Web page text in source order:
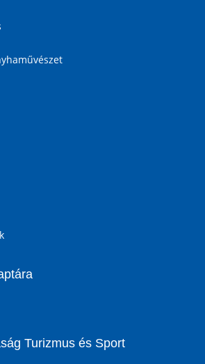
Turizmus és Sport